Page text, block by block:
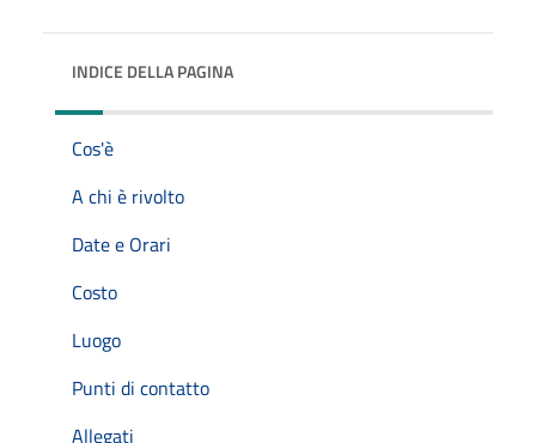
INDICE DELLA PAGINA
Cos'è
A chi è rivolto
Date e Orari
Costo
Luogo
Punti di contatto
Allegati